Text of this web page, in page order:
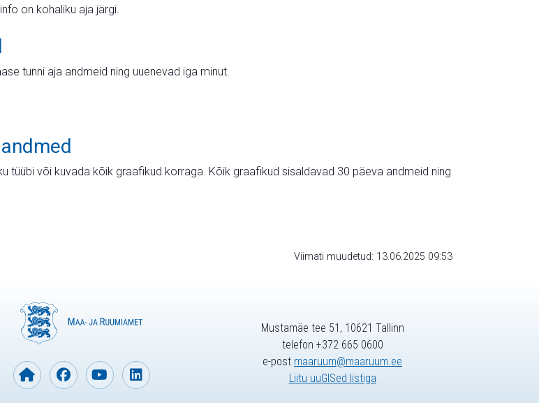
on kohaliku aja järgi.
tunni aja andmeid ning uuenevad iga minut.
tüübi või kuvada kõik graafikud korraga. Kõik graafikud sisaldavad 30 päeva andmeid ning
Viimati muudetud: 13.06.2025 09:53
Mustamäe tee 51, 10621 Tallinn
telefon +372 665 0600
e-post maaruum@maaruum.ee
Liitu uuGISed listiga